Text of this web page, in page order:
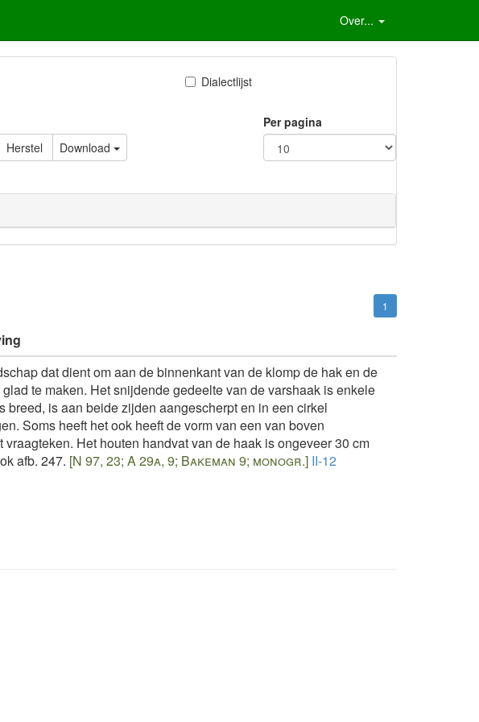
Over...
Dialectlijst
Herstel Download
Per pagina
1
dat dient om aan de binnenkant van de klomp de hak en de
te maken. Het snijdende gedeelte van de varshaak is enkele
breed, is aan beide zijden aangescherpt en in een cirkel
Soms heeft het ook heeft de vorm van een van boven
vraagteken. Het houten handvat van de haak is ongeveer 30 cm
afb. 247. [N 97, 23; A 29a, 9; Bakeman 9; monogr.] II-12